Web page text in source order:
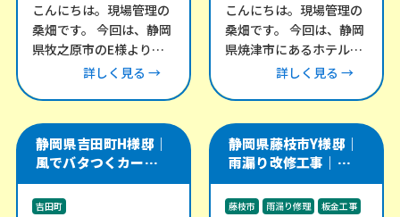
こんにちは。現場管理の
桑畑です。 今回は、静岡
県牧之原市のE様より、
外壁のメンテナンスにつ
詳しく見る →
こんにちは。現場管理の
桑畑です。 今回は、静岡
県焼津市にあるホテル棟
にて、折半屋根の改修工
詳しく見る →
静岡県吉田町H様邸｜
風でバタつくカーポー
ト・テラス屋根の波板
交換工事
吉田町
静岡県藤枝市Y様邸｜
雨漏り改修工事｜瓦屋
根と谷樋・外壁取り合
い部を板金で補修
藤枝市 雨漏り修理 板金工事